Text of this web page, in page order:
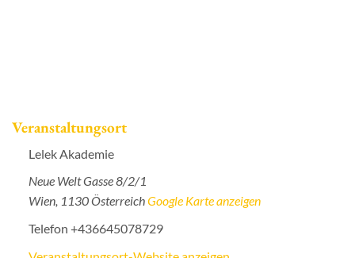
Veranstaltungsort
Lelek Akademie
Neue Welt Gasse 8/2/1
Wien, 1130ÖsterreichGoogle Karte anzeigen
Telefon +436645078729